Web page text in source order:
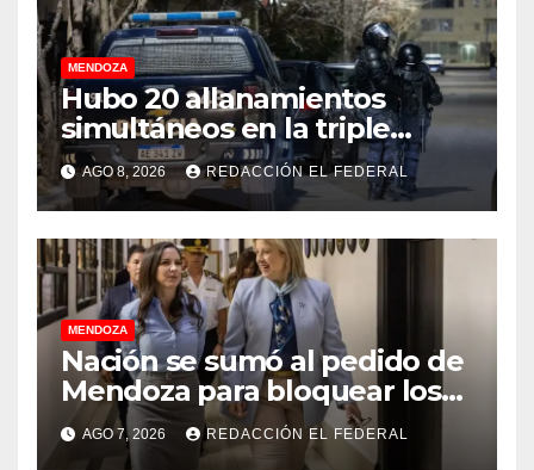
MENDOZA
Hubo 20 allanamientos
simultáneos en la triple
frontera de Luján, Maipú y
Godoy Cruz
AGO 8, 2026 REDACCIÓN EL FEDERAL
MENDOZA
Nación se sumó al pedido de
Mendoza para bloquear los
celulares en las cárceles de
la provincia
AGO 7, 2026 REDACCIÓN EL FEDERAL